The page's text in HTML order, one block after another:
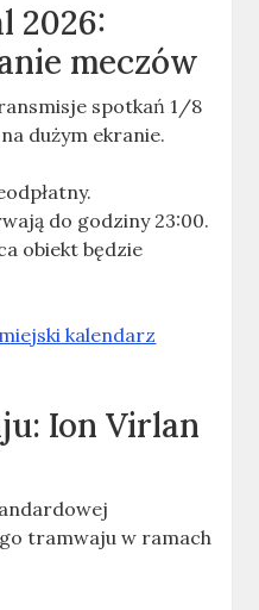
2026:
meczów
spotkań 1/8
dużym ekranie.
do godziny 23:00.
obiekt będzie
kalendarz
Ion Virlan
tramwaju w ramach